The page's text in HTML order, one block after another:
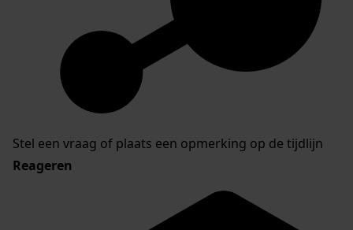
Stel een vraag of plaats een opmerking op de tijdlijn
Reageren